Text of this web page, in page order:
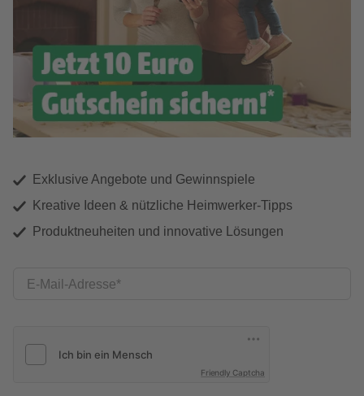
Exklusive Angebote und Gewinnspiele
Kreative Ideen & nützliche Heimwerker-Tipps
Produktneuheiten und innovative Lösungen
E-Mail-Adresse
Friendly Captcha